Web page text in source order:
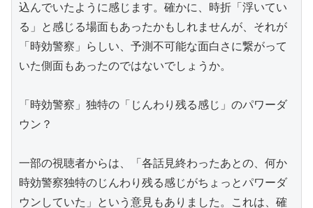
込んでいたように感じます。確かに、時折「浮いてい
る」と感じる場面もあったかもしれませんが、それが
「時効警察」らしい、予測不可能な面白さに繋がって
いた側面もあったのではないでしょうか。
「時効警察」独特の「じんわり残る感じ」のパワーダ
ウン？
一部の視聴者からは、「各話見終わったあとの、何か
時効警察独特のじんわり残る感じがちょっとパワーダ
ウンしていた」という意見もありました。これは、確